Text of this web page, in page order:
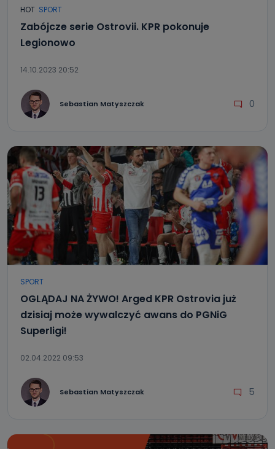
HOT SPORT
Zabójcze serie Ostrovii. KPR pokonuje
Legionowo
14.10.2023 20:52
Sebastian Matyszczak 0
SPORT
OGLĄDAJ NA ŻYWO! Arged KPR Ostrovia już
dzisiaj może wywalczyć awans do PGNiG
Superligi!
02.04.2022 09:53
Sebastian Matyszczak 5